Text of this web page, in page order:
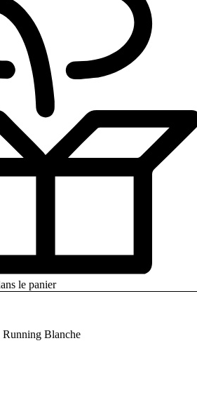
le panier
Blanche